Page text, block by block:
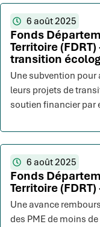
6 août 2025
Fonds
Territoire
transition
Une subvention pour
leurs projets de
soutien financier par
6 août 2025
Fonds
Territoire
Une avance
des PME de moins